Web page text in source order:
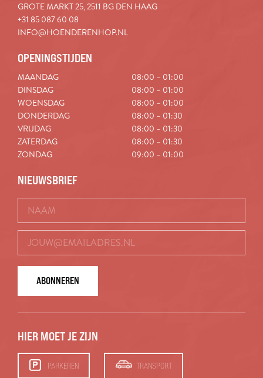
GROTE MARKT 25, 2511 BG DEN HAAG
+31 85 087 60 08
INFO@HOENDERENHOP.NL
OPENINGSTIJDEN
MAANDAG
08:00 – 01:00
DINSDAG
08:00 – 01:00
WOENSDAG
08:00 – 01:00
DONDERDAG
08:00 – 01:30
VRIJDAG
08:00 – 01:30
ZATERDAG
08:00 – 01:30
ZONDAG
09:00 – 01:00
NIEUWSBRIEF
ABONNEREN
HIER MOET JE ZIJN
PARKEREN TRANSPORT